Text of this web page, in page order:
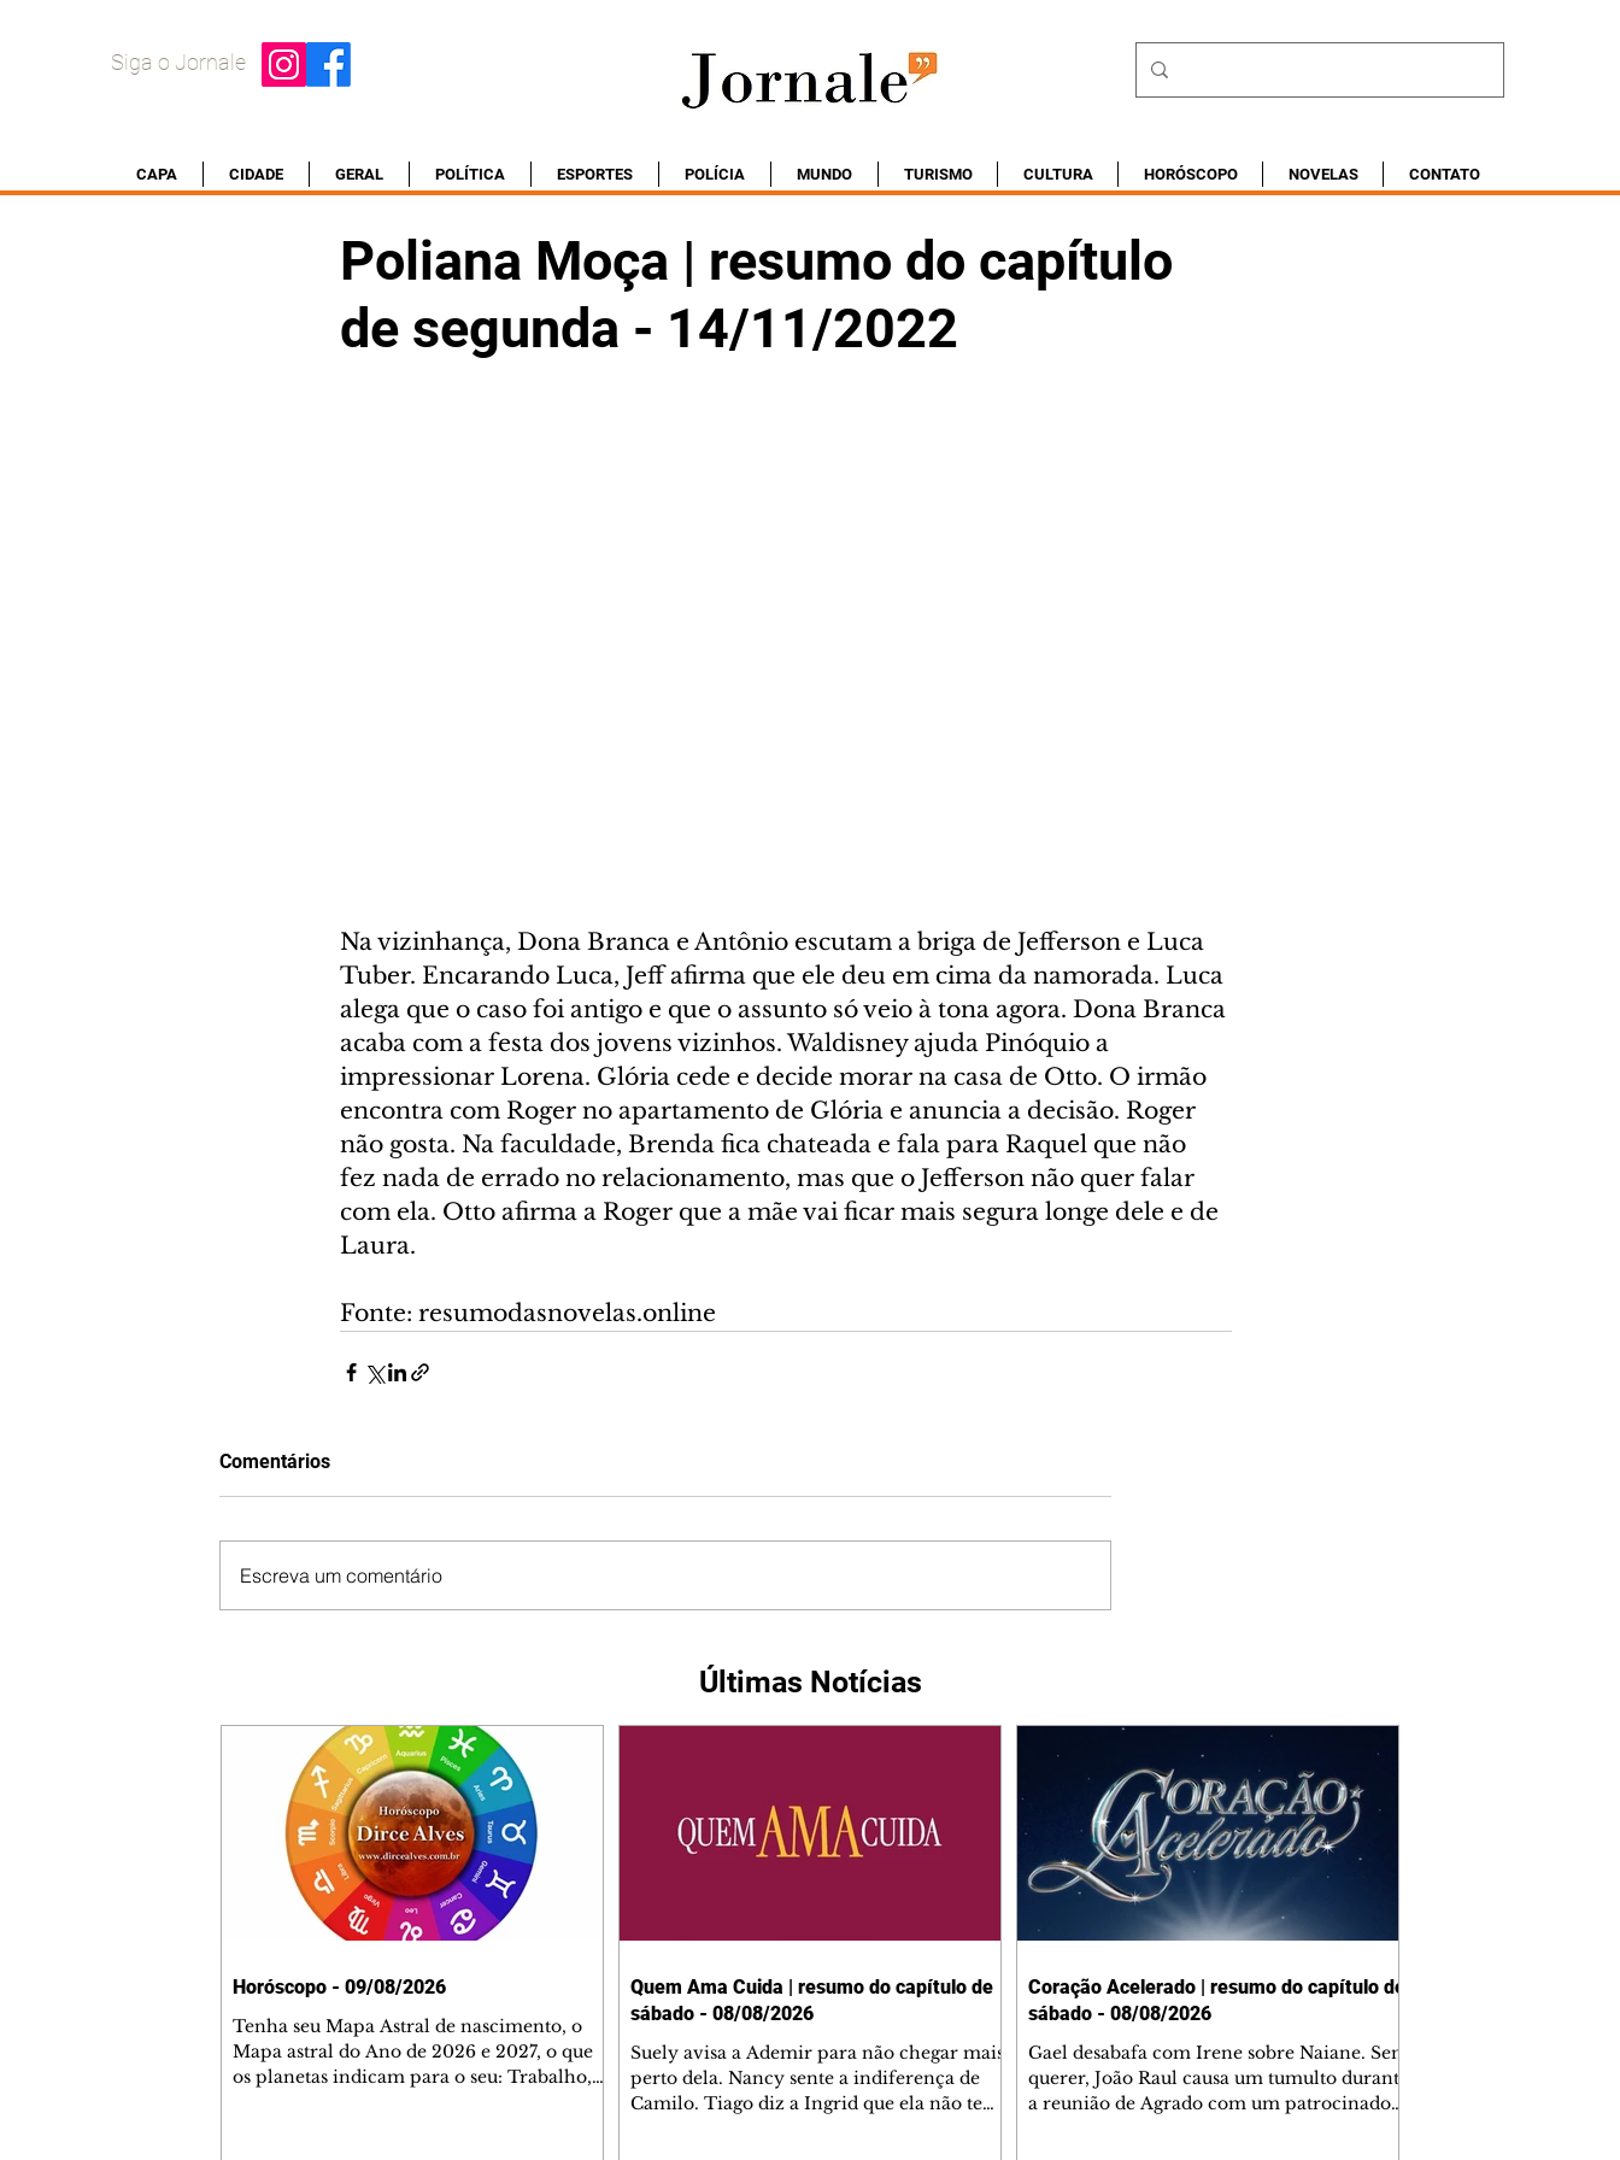
Siga o Jornale
CAPA CIDADE GERAL POLÍTICA ESPORTES POLÍCIA MUNDO TURISMO CULTURA HORÓSCOPO NOVELAS CONTATO
Poliana Moça | resumo do capítulo
de segunda - 14/11/2022
Na vizinhança, Dona Branca e Antônio escutam a briga de Jefferson e Luca
Tuber. Encarando Luca, Jeff afirma que ele deu em cima da namorada. Luca
alega que o caso foi antigo e que o assunto só veio à tona agora. Dona Branca
acaba com a festa dos jovens vizinhos. Waldisney ajuda Pinóquio a
impressionar Lorena. Glória cede e decide morar na casa de Otto. O irmão
encontra com Roger no apartamento de Glória e anuncia a decisão. Roger
não gosta. Na faculdade, Brenda fica chateada e fala para Raquel que não
fez nada de errado no relacionamento, mas que o Jefferson não quer falar
com ela. Otto afirma a Roger que a mãe vai ficar mais segura longe dele e de
Laura.
Fonte: resumodasnovelas.online
Comentários
Escreva um comentário
Últimas Notícias
Horóscopo - 09/08/2026
Tenha seu Mapa Astral de nascimento, o
Mapa astral do Ano de 2026 e 2027, o que
os planetas indicam para o seu: Trabalho,
Quem Ama Cuida | resumo do capítulo de
sábado - 08/08/2026
Suely avisa a Ademir para não chegar mais
perto dela. Nancy sente a indiferença de
Camilo. Tiago diz a Ingrid que ela não tem
Coração Acelerado | resumo do capítulo de
sábado - 08/08/2026
Gael desabafa com Irene sobre Naiane. Sem
querer, João Raul causa um tumulto durante
a reunião de Agrado com um patrocinador.